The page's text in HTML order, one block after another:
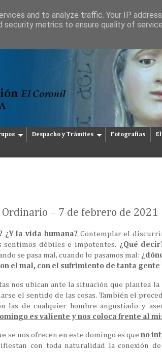
Despacho y Trámites Fotografías
– 7 de febrero de 2021
¿Y la vida humana?Contemplar el
sentimos débiles e impotentes. ¿Qué
se pasa mal, cuando lo pasamos mal:
el mal, con el sufrimiento de tanta gente
nos ubican ante la situación que plantea
el sentido de las cosas. También el
las de cualquier hombre angustiado y
es valiente y nos coloca frente al
se nos ofrecen en este domingo es queno
con toda naturalidad la conexión
and to analyze traffic. Your IP
security metrics to ensure quality of